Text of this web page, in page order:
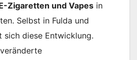
Zigaretten und Vapes in
Selbst in Fulda und
sich diese Entwicklung.